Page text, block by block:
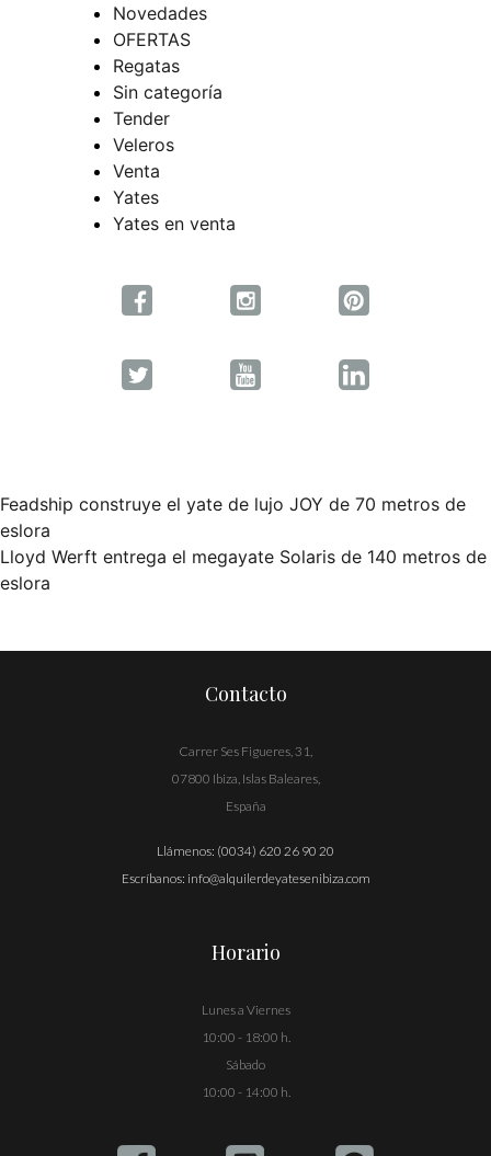
Novedades
OFERTAS
Regatas
Sin categoría
Tender
Veleros
Venta
Yates
Yates en venta
Navegación
de
Feadship construye el yate de lujo JOY de 70 metros de
eslora
Lloyd Werft entrega el megayate Solaris de 140 metros de
eslora
Contacto
Carrer Ses Figueres, 31,
07800 Ibiza, Islas Baleares,
España
Llámenos: (0034) 620 26 90 20
Escríbanos: info@alquilerdeyatesenibiza.com
Horario
Lunes a Viernes
10:00 - 18:00 h.
Sábado
10:00 - 14:00 h.